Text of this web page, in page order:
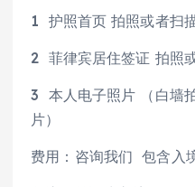
1 护照首页 拍照或者扫
2 菲律宾居住签证 拍照
3 本人电子照片 （白墙
片）
费用：咨询我们 包含入